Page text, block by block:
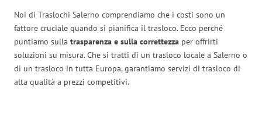
Noi di Traslochi Salerno comprendiamo che i costi sono un
fattore cruciale quando si pianifica il trasloco. Ecco perché
puntiamo sulla trasparenza e sulla correttezza per offrirti
soluzioni su misura. Che si tratti di un trasloco locale a Salerno o
di un trasloco in tutta Europa, garantiamo servizi di trasloco di
alta qualità a prezzi competitivi.